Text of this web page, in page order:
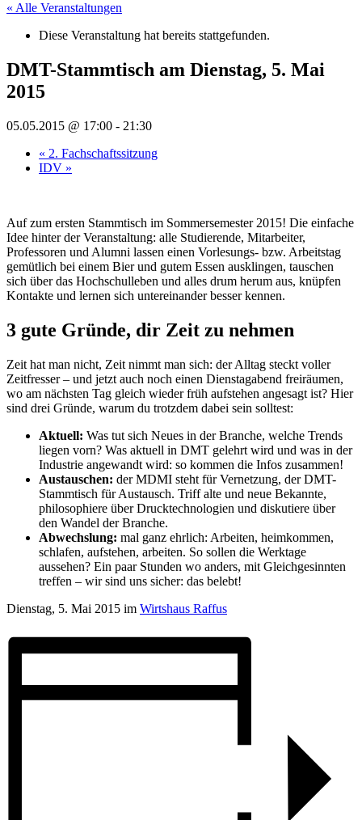
« Alle Veranstaltungen
Diese Veranstaltung hat bereits stattgefunden.
DMT-Stammtisch am Dienstag, 5. Mai
2015
05.05.2015 @ 17:00 - 21:30
« 2. Fachschaftssitzung
IDV »
Auf zum ersten Stammtisch im Sommersemester 2015! Die einfache
Idee hinter der Veranstaltung: alle Studierende, Mitarbeiter,
Professoren und Alumni lassen einen Vorlesungs- bzw. Arbeitstag
gemütlich bei einem Bier und gutem Essen ausklingen, tauschen
sich über das Hochschulleben und alles drum herum aus, knüpfen
Kontakte und lernen sich untereinander besser kennen.
3 gute Gründe, dir Zeit zu nehmen
Zeit hat man nicht, Zeit nimmt man sich: der Alltag steckt voller
Zeitfresser – und jetzt auch noch einen Dienstagabend freiräumen,
wo am nächsten Tag gleich wieder früh aufstehen angesagt ist? Hier
sind drei Gründe, warum du trotzdem dabei sein solltest:
Aktuell: Was tut sich Neues in der Branche, welche Trends
liegen vorn? Was aktuell in DMT gelehrt wird und was in der
Industrie angewandt wird: so kommen die Infos zusammen!
Austauschen: der MDMI steht für Vernetzung, der DMT-
Stammtisch für Austausch. Triff alte und neue Bekannte,
philosophiere über Drucktechnologien und diskutiere über
den Wandel der Branche.
Abwechslung: mal ganz ehrlich: Arbeiten, heimkommen,
schlafen, aufstehen, arbeiten. So sollen die Werktage
aussehen? Ein paar Stunden wo anders, mit Gleichgesinnten
treffen – wir sind uns sicher: das belebt!
Dienstag, 5. Mai 2015 im Wirtshaus Raffus